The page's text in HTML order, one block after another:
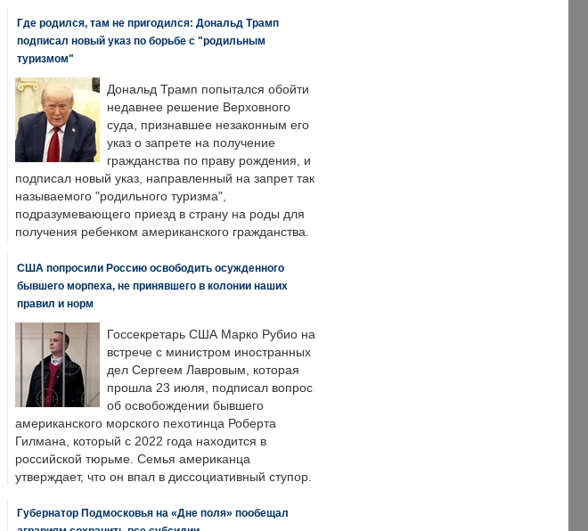
Где родился, там не пригодился: Дональд Трамп
подписал новый указ по борьбе с "родильным
туризмом"
Дональд Трамп попытался обойти
недавнее решение Верховного
суда, признавшее незаконным его
указ о запрете на получение
гражданства по праву рождения, и
подписал новый указ, направленный на запрет так
называемого "родильного туризма",
подразумевающего приезд в страну на роды для
получения ребенком американского гражданства.
США попросили Россию освободить осужденного
бывшего морпеха, не принявшего в колонии наших
правил и норм
Госсекретарь США Марко Рубио на
встрече с министром иностранных
дел Сергеем Лавровым, которая
прошла 23 июля, подписал вопрос
об освобождении бывшего
американского морского пехотинца Роберта
Гилмана, который с 2022 года находится в
российской тюрьме. Семья американца
утверждает, что он впал в диссоциативный ступор.
Губернатор Подмосковья на «Дне поля» пообещал